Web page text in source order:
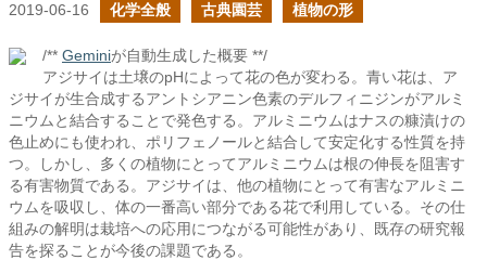
2019-06-16 化学全般 古典園芸 植物の形
/** Geminiが自動生成した概要 **/
アジサイは土壌のpHによって花の色が変わる。青い花は、ア
ジサイが生合成するアントシアニン色素のデルフィニジンがアルミ
ニウムと結合することで発色する。アルミニウムはナスの糠漬けの
色止めにも使われ、ポリフェノールと結合して安定化する性質を持
つ。しかし、多くの植物にとってアルミニウムは根の伸長を阻害す
る有害物質である。アジサイは、他の植物にとって有害なアルミニ
ウムを吸収し、体の一番高い部分である花で利用している。その仕
組みの解明は栽培への応用につながる可能性があり、既存の研究報
告を探ることが今後の課題である。